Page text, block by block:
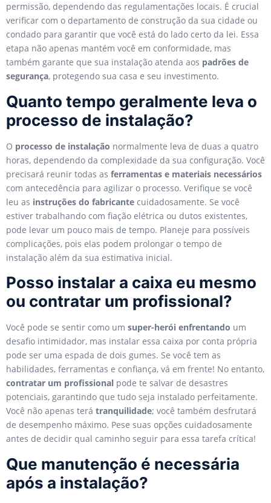
permissão, dependendo das regulamentações locais. É crucial
verificar com o departamento de construção da sua cidade ou
condado para garantir que você está do lado certo da lei. Essa
etapa não apenas mantém você em conformidade, mas
também garante que sua instalação atenda aos padrões de
segurança, protegendo sua casa e seu investimento.
Quanto tempo geralmente leva o
processo de instalação?
O processo de instalação normalmente leva de duas a quatro
horas, dependendo da complexidade da sua configuração. Você
precisará reunir todas as ferramentas e materiais necessários
com antecedência para agilizar o processo. Verifique se você
leu as instruções do fabricante cuidadosamente. Se você
estiver trabalhando com fiação elétrica ou dutos existentes,
pode levar um pouco mais de tempo. Planeje para possíveis
complicações, pois elas podem prolongar o tempo de
instalação além da sua estimativa inicial.
Posso instalar a caixa eu mesmo
ou contratar um profissional?
Você pode se sentir como um super-herói enfrentando um
desafio intimidador, mas instalar essa caixa por conta própria
pode ser uma espada de dois gumes. Se você tem as
habilidades, ferramentas e confiança, vá em frente! No entanto,
contratar um profissional pode te salvar de desastres
potenciais, garantindo que tudo seja instalado perfeitamente.
Você não apenas terá tranquilidade; você também desfrutará
de desempenho máximo. Pese suas opções cuidadosamente
antes de decidir qual caminho seguir para essa tarefa crítica!
Que manutenção é necessária
após a instalação?